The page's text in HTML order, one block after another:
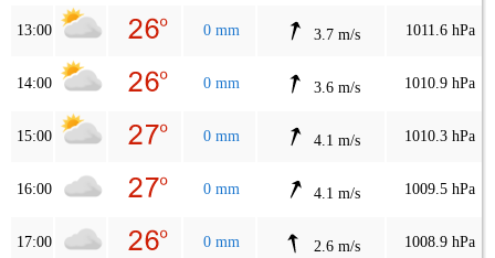
13:00 0 mm 3.7 m/s 1011.6 hPa
14:00 0 mm 3.6 m/s 1010.9 hPa
15:00 0 mm 4.1 m/s 1010.3 hPa
16:00 0 mm 4.1 m/s 1009.5 hPa
17:00 0 mm 2.6 m/s 1008.9 hPa